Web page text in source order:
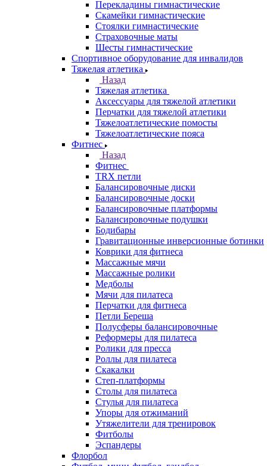
Перекладины гимнастические
Скамейки гимнастические
Стоялки гимнастические
Страховочные маты
Шесты гимнастические
Спортивное оборудование для инвалидов
Тяжелая атлетика
Назад
Тяжелая атлетика
Аксессуары для тяжелой атлетики
Перчатки для тяжелой атлетики
Тяжелоатлетические помосты
Тяжелоатлетические пояса
Фитнес
Назад
Фитнес
TRX петли
Балансировочные диски
Балансировочные доски
Балансировочные платформы
Балансировочные подушки
Бодибары
Гравитационные инверсионные ботинки
Коврики для фитнеса
Массажные мячи
Массажные ролики
Медболы
Мячи для пилатеса
Перчатки для фитнеса
Петли Береша
Полусферы балансировочные
Реформеры для пилатеса
Ролики для пресса
Роллы для пилатеса
Скакалки
Степ-платформы
Столы для пилатеса
Стулья для пилатеса
Упоры для отжиманий
Утяжелители для тренировок
Фитболы
Эспандеры
Флорбол